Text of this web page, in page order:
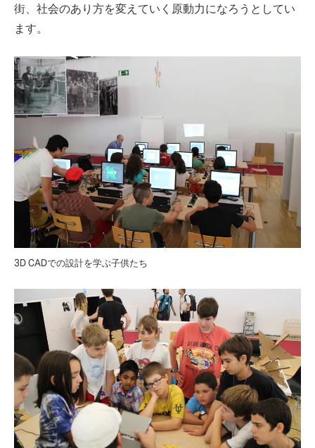
街、社会のあり方を変えていく原動力になろうとしてい
ます。
3D CADでの設計を学ぶ子供たち